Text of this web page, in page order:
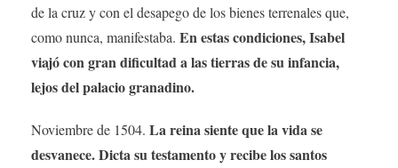
de la cruz y con el desapego de los bienes terrenales que,
como nunca, manifestaba. En estas condiciones, Isabel
viajó con gran dificultad a las tierras de su infancia,
lejos del palacio granadino.
Noviembre de 1504. La reina siente que la vida se
desvanece. Dicta su testamento y recibe los santos